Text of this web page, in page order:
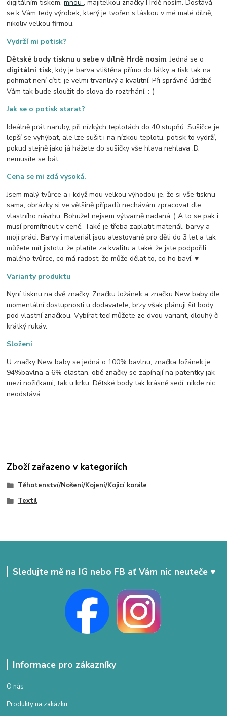
digitálním tiskem,mnou, majitelkou značky Hrdě nosím. Dostává
se k Vám tedy výrobek, který je tvořen s láskou v mé malé dílně,
nikoliv velkou firmou.
Vydrží mi potisk?
Dětské body tisknu u sebe v dílně Hrdě nosím. Jedná se o
digitální tisk, kdy je barva vtištěna přímo do látky a tisk tak na
pohmat není cítit, je velmi trvanlivý a kvalitní. Při správné údržbě
Vám tak bude sloužit do slova do roztrhání. :-)
Jak se o potisk starat?
Ideálně prát naruby, při nízkých teplotách do 40 stupňů. Sušičce je
lepší se vyhýbat, ale lze sušit i na nízkou teplotu, potisk to vydrží,
pokud stejně jako já hážete do sušičky vše hlava nehlava :D,
nemusíte se bát.
Cena se mi zdá vysoká.
Jsem malý tvůrce a i když mou velkou výhodou je, že si vše tisknu
sama, obrázky si ve většině případů nechávám zpracovat dle
vlastního návrhu. Bohužel nejsem výtvarně nadaná :) A to se pak i
musí promítnout v ceně. Také je třeba zaplatit materiál, barvy a
mojí práci. Barvy i materiál jsou atestované pro děti do 3 let a tak
můžete mít jistotu, že platíte za kvalitu a také, že jste podpořili
malého tvůrce, co má radost, že může dělat to, co ho baví. ♥
Varianty produktu
Nyní tisknu na dvě značky. Značku Jožánek a značku New baby dle
momentální dostupnosti u dodavatele, brzy však plánuji šít body
pod vlastní značkou. Vybírat teď můžete ze dvou variant, dlouhý či
krátký rukáv.
Složení
U značky New baby se jedná o 100% bavlnu, značka Jožánek je
94%bavlna a 6% elastan, obě značky se zapínají na patentky jak
mezi nožičkami, tak u krku. Dětské body tak krásně sedí, nikde nic
neodstává.
Zboží zařazeno v kategoriích
Těhotenství/Nošení/Kojení/Kojicí korále
Textil
Sledujte mě na IG nebo FB ať Vám nic neuteče ♥
Informace pro zákazníky
O nás
Produkty na zakázku